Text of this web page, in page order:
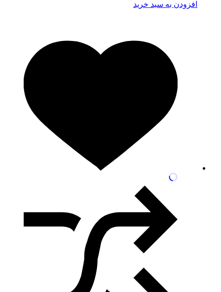
افزودن به سبد خرید